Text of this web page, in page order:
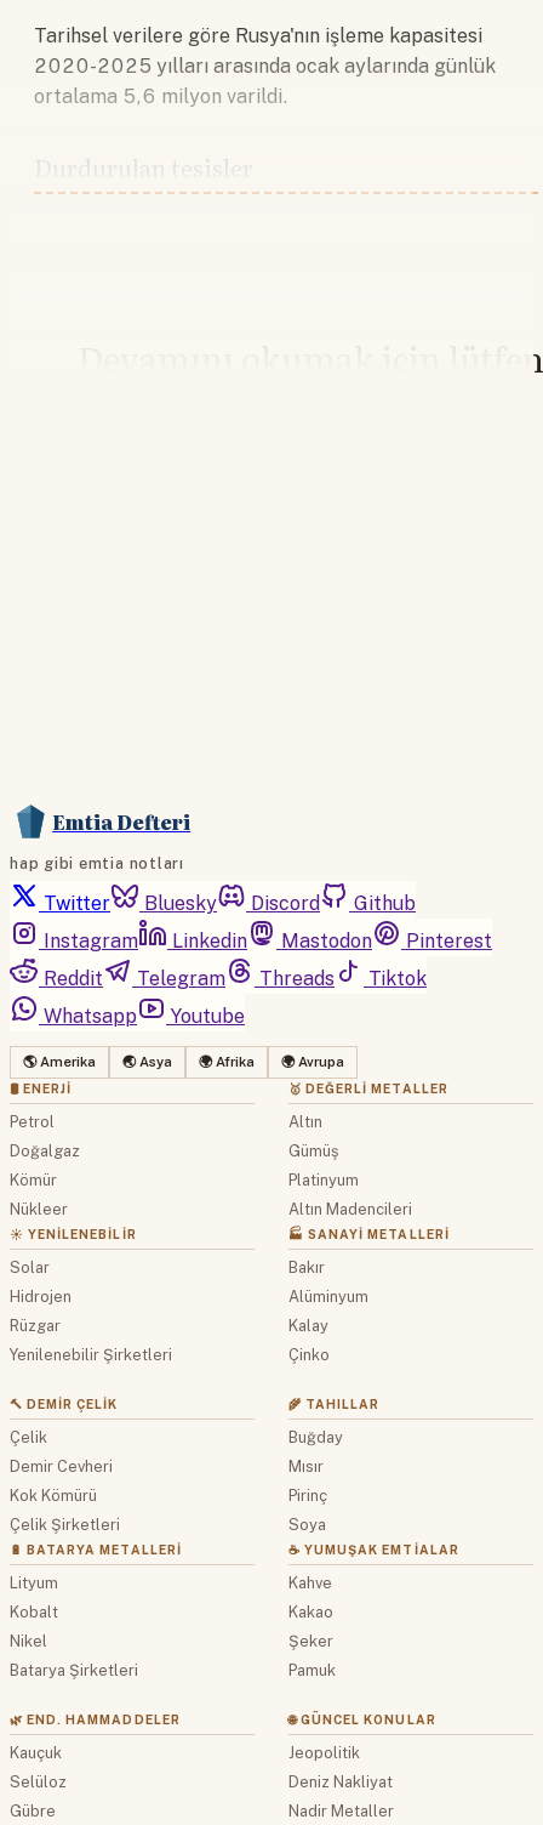
Tarihsel verilere göre Rusya'nın işleme kapasitesi
2020-2025 yılları arasında ocak aylarında günlük
ortalama 5,6 milyon varildi.
Durdurulan tesisler
Devamını okumak için lütfen
Emtia Defteri
hap gibi emtia notları
Twitter Bluesky Discord
Github
Instagram
Linkedin Mastodon
Pinterest
Reddit
Telegram Threads
Tiktok
Whatsapp
Youtube
🌎 Amerika 🌏 Asya 🌍 Afrika 🌍 Avrupa
🛢 ENERJI
Petrol
Doğalgaz
Kömür
Nükleer
☀️ YENILENEBILIR
Solar
Hidrojen
Rüzgar
Yenilenebilir Şirketleri
🥇 DEĞERLI METALLER
Altın
Gümüş
Platinyum
Altın Madencileri
🏭 SANAYI METALLERI
Bakır
Alüminyum
Kalay
Çinko
🔨 DEMIR ÇELIK
Çelik
Demir Cevheri
Kok Kömürü
Çelik Şirketleri
🔋 BATARYA METALLERI
Lityum
Kobalt
Nikel
Batarya Şirketleri
🌾 TAHILLAR
Buğday
Mısır
Pirinç
Soya
☕ YUMUŞAK EMTIALAR
Kahve
Kakao
Şeker
Pamuk
🌿 END. HAMMADDELER
Kauçuk
Selüloz
Gübre
🌐 GÜNCEL KONULAR
Jeopolitik
Deniz Nakliyat
Nadir Metaller